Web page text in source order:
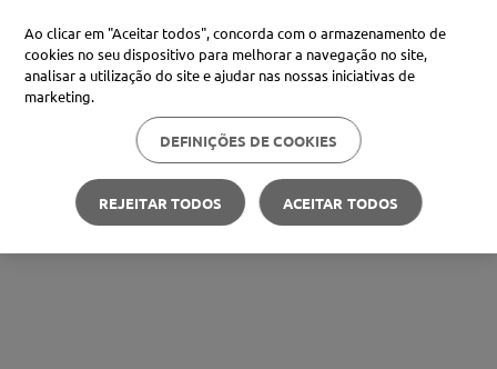
Ao clicar em "Aceitar todos", concorda com o armazenamento de
cookies no seu dispositivo para melhorar a navegação no site,
analisar a utilização do site e ajudar nas nossas iniciativas de
marketing.
DEFINIÇÕES DE COOKIES
REJEITAR TODOS ACEITAR TODOS